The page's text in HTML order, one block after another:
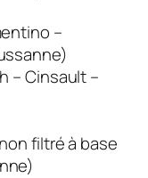
–
– Cinsault –
filtré à base